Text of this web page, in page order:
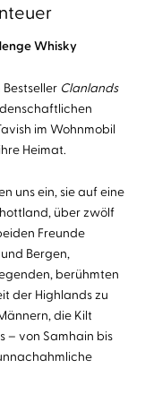
Whisky
Clanlands
im Wohnmobil
Heimat.
uns ein, sie auf eine
über zwölf
Freunde
Bergen,
berühmten
der Highlands zu
die Kilt
– von Samhain bis